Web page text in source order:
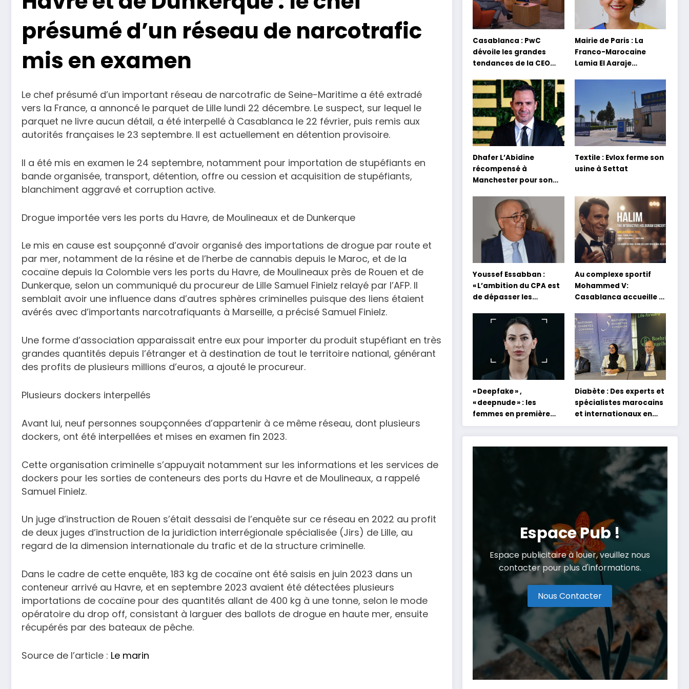
présumé d’un réseau de narcotrafic
mis en examen
Le chef présumé d’un important réseau de narcotrafic de Seine-Maritime a été extradé
vers la France, a annoncé le parquet de Lille lundi 22 décembre. Le suspect, sur lequel le
parquet ne livre aucun détail, a été interpellé à Casablanca le 22 février, puis remis aux
autorités françaises le 23 septembre. Il est actuellement en détention provisoire.
Il a été mis en examen le 24 septembre, notamment pour importation de stupéfiants en
bande organisée, transport, détention, offre ou cession et acquisition de stupéfiants,
blanchiment aggravé et corruption active.
Drogue importée vers les ports du Havre, de Moulineaux et de Dunkerque
Le mis en cause est soupçonné d’avoir organisé des importations de drogue par route et
par mer, notamment de la résine et de l’herbe de cannabis depuis le Maroc, et de la
cocaïne depuis la Colombie vers les ports du Havre, de Moulineaux près de Rouen et de
Dunkerque, selon un communiqué du procureur de Lille Samuel Finielz relayé par l’AFP. Il
semblait avoir une influence dans d’autres sphères criminelles puisque des liens étaient
avérés avec d’importants narcotrafiquants à Marseille, a précisé Samuel Finielz.
Une forme d’association apparaissait entre eux pour importer du produit stupéfiant en très
grandes quantités depuis l’étranger et à destination de tout le territoire national, générant
des profits de plusieurs millions d’euros, a ajouté le procureur.
Plusieurs dockers interpellés
Avant lui, neuf personnes soupçonnées d’appartenir à ce même réseau, dont plusieurs
dockers, ont été interpellées et mises en examen fin 2023.
Cette organisation criminelle s’appuyait notamment sur les informations et les services de
dockers pour les sorties de conteneurs des ports du Havre et de Moulineaux, a rappelé
Samuel Finielz.
Un juge d’instruction de Rouen s’était dessaisi de l’enquête sur ce réseau en 2022 au profit
de deux juges d’instruction de la juridiction interrégionale spécialisée (Jirs) de Lille, au
regard de la dimension internationale du trafic et de la structure criminelle.
Dans le cadre de cette enquête, 183 kg de cocaïne ont été saisis en juin 2023 dans un
conteneur arrivé au Havre, et en septembre 2023 avaient été détectées plusieurs
importations de cocaïne pour des quantités allant de 400 kg à une tonne, selon le mode
opératoire du drop off, consistant à larguer des ballots de drogue en haute mer, ensuite
récupérés par des bateaux de pêche.
Source de l’article : Le marin
Casablanca : PwC
dévoile les grandes
tendances de la CEO
Mairie de Paris : La
Franco-Marocaine
Lamia El Aaraje
Dhafer L’Abidine
récompensé à
Manchester pour son
Textile : Evlox ferme son
usine à Settat
Youssef Essabban :
« L’ambition du CPA est
de dépasser les
et académiques de
formation en
s’appuyant sur le
partage des
expériences »
Au complexe sportif
Mohammed V:
Casablanca accueille la
concert holographique
d’Abdel Halim Hafez
« Deepfake » ,
« deepnude » : les
femmes en première
ligne face aux dangers
de l’intelligence
artificielle
Diabète : Des experts et
spécialistes marocains
et internationaux en
conclave à Tanger
Espace Pub !
Espace publicitaire à louer, veuillez nous
contacter pour plus d'informations.
Nous Contacter